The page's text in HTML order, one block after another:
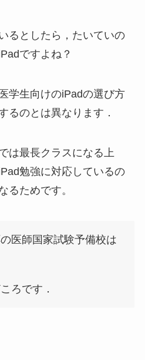
るとしたら，たいていの
ですよね？
学生向けのiPadの選び方
るのとは異なります．
は最長クラスになる上
勉強に対応しているの
るためです。
医師国家試験予備校は
ろです．